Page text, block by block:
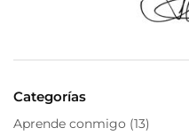
Categorías
Aprende conmigo (13)